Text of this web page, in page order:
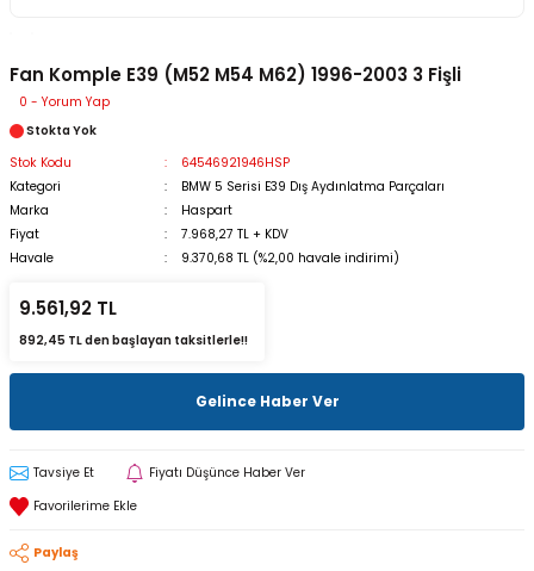
Fan Komple E39 (M52 M54 M62) 1996-2003 3 Fişli
0 - Yorum Yap
Stokta Yok
Stok Kodu
64546921946HSP
Kategori
BMW 5 Serisi E39 Dış Aydınlatma Parçaları
Marka
Haspart
Fiyat
7.968,27 TL + KDV
Havale
9.370,68 TL (%2,00 havale indirimi)
9.561,92 TL
892,45 TL den başlayan taksitlerle!!
Gelince Haber Ver
Tavsiye Et Fiyatı Düşünce Haber Ver
Paylaş